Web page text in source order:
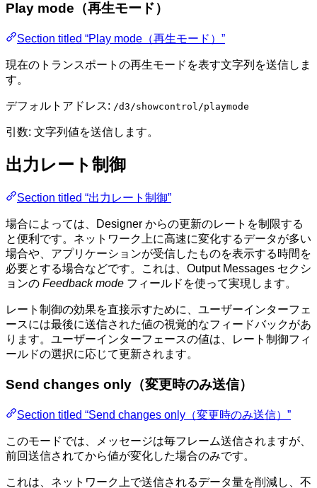
Play mode（再生モード）
Section titled “Play mode（再生モード）”
現在のトランスポートの再生モードを表す文字列を送信しま
す。
デフォルトアドレス: /d3/showcontrol/playmode
引数: 文字列値を送信します。
出力レート制御
Section titled “出力レート制御”
場合によっては、Designer からの更新のレートを制限する
と便利です。ネットワーク上に高速に変化するデータが多い
場合や、アプリケーションが受信したものを表示する時間を
必要とする場合などです。これは、Output Messages セクシ
ョンの Feedback mode フィールドを使って実現します。
レート制御の効果を直接示すために、ユーザーインターフェ
ースには最後に送信された値の視覚的なフィードバックがあ
ります。ユーザーインターフェースの値は、レート制御フィ
ールドの選択に応じて更新されます。
Send changes only（変更時のみ送信）
Section titled “Send changes only（変更時のみ送信）”
このモードでは、メッセージは毎フレーム送信されますが、
前回送信されてから値が変化した場合のみです。
これは、ネットワーク上で送信されるデータ量を削減し、不